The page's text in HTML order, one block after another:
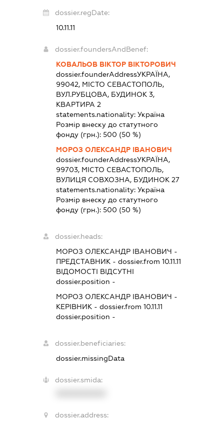
dossier.regDate:
10.11.11
dossier.foundersAndBenef:
КОВАЛЬОВ ВІКТОР ВІКТОРОВИЧ
dossier.founderAddressУКРАЇНА,
99042, МІСТО СЕВАСТОПОЛЬ,
ВУЛ.РУБЦОВА, БУДИНОК 3,
КВАРТИРА 2
statements.nationality: Україна
Розмір внеску до статутного
фонду (грн.): 500 (50 %)
МОРОЗ ОЛЕКСАНДР ІВАНОВИЧ
dossier.founderAddressУКРАЇНА,
99703, МІСТО СЕВАСТОПОЛЬ,
ВУЛИЦЯ СОВХОЗНА, БУДИНОК 27
statements.nationality: Україна
Розмір внеску до статутного
фонду (грн.): 500 (50 %)
dossier.heads:
МОРОЗ ОЛЕКСАНДР ІВАНОВИЧ -
ПРЕДСТАВНИК - dossier.from 10.11.11
ВІДОМОСТІ ВІДСУТНІ
dossier.position -
МОРОЗ ОЛЕКСАНДР ІВАНОВИЧ -
КЕРІВНИК - dossier.from 10.11.11
dossier.position -
dossier.beneficiaries:
dossier.missingData
dossier.smida:
dossier.address: